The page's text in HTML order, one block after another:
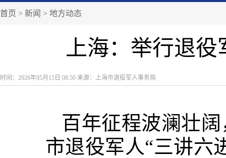
首页 > 新闻 > 地方动态
上海：举行退役
时间：2026年05月15日 08:50 来源：上海市退役军人事务局
百年征程波澜壮
市退役军人“三讲